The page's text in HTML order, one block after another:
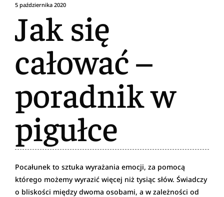
5 października 2020
Jak się
całować –
poradnik w
pigułce
Pocałunek to sztuka wyrażania emocji, za pomocą
którego możemy wyrazić więcej niż tysiąc słów. Świadczy
o bliskości między dwoma osobami, a w zależności od